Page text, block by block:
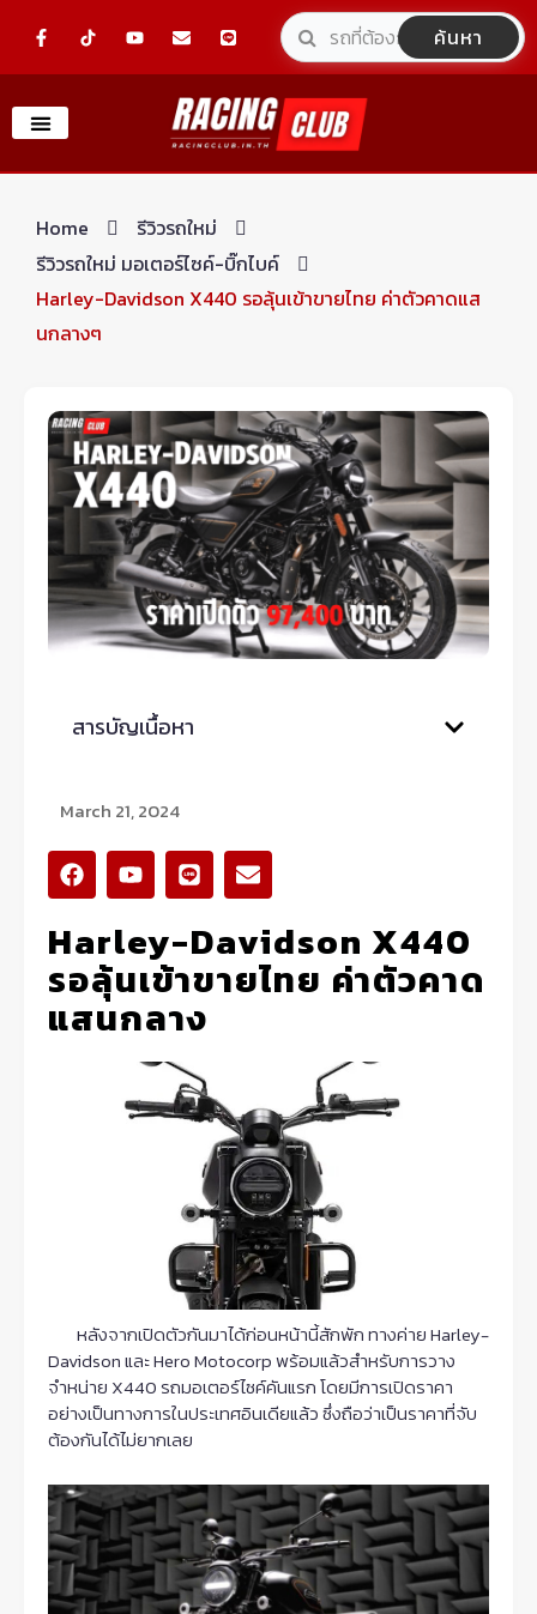
F
a
e
o
o
-
o
t
n
e
l
o
p
e
L
i
e
ค้นหา
Home
รีวิวรถใหม่
รีวิวรถใหม่ มอเตอร์ไซค์-บิ๊กไบค์
Harley-Davidson X440 รอลุ้นเข้าขายไทย ค่าตัวคาดแส
นกลางๆ
สารบัญเนื้อหา
March 21, 2024
F
a
c
e
b
o
o
k
Y
o
u
t
u
b
e
L
i
n
e
E
n
v
e
l
o
Harley-Davidson X440
รอลุ้นเข้าขายไทย ค่าตัวคาด
แสนกลาง
หลังจากเปิดตัวกันมาได้ก่อนหน้านี้สักพัก ทางค่าย Harley-
Davidson และ Hero Motocorp พร้อมแล้วสำหรับการวาง
จำหน่าย X440 รถมอเตอร์ไซค์คันแรก โดยมีการเปิดราคา
อย่างเป็นทางการในประเทศอินเดียแล้ว ซึ่งถือว่าเป็นราคาที่จับ
ต้องกันได้ไม่ยากเลย